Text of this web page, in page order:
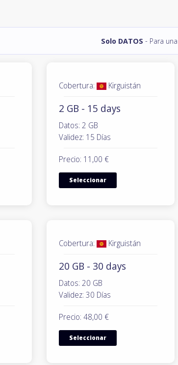
Solo DATOS - Para
Cobertura: Kirguistán
2 GB - 15 days
Datos: 2 GB
Validez: 15 Días
Precio: 11,00 €
Seleccionar
Cobertura: Kirguistán
20 GB - 30 days
Datos: 20 GB
Validez: 30 Días
Precio: 48,00 €
Seleccionar